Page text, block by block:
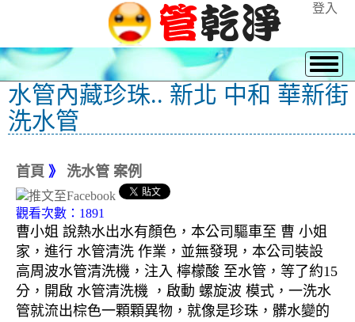
登入
水管內藏珍珠.. 新北 中和 華新街
洗水管
首頁 》 洗水管 案例
觀看次數：1891
曹小姐 說熱水出水有顏色，本公司驅車至 曹 小姐
家，進行 水管清洗 作業，並無發現，本公司裝設
高周波水管清洗機，注入 檸檬酸 至水管，等了約15
分，開啟 水管清洗機 ，啟動 螺旋波 模式，一洗水
管就流出棕色一顆顆異物，就像是珍珠，髒水變的